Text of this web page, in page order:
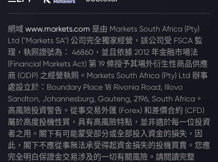
網域 www.markets.com 是由 Markets South Africa (Pty)
Ltd ("Markets SA") 公司完全獨家經營，該公司受 FSCA 監
理，執照證號為： 46860，並且依據 2012 年金融市場法
(Financial Markets Act) 第 19 條授予其場外衍生性商品供應
商 (ODP) 之經營執照。Markets South Africa (Pty) Ltd 辦事
處設立於：Boundary Place 18 Rivonia Road, Illovo
Sandton, Johannesburg, Gauteng, 2196, South Africa。
高風險投資警告。從事交易外匯 (Forex) 和差價合約 (CFD)
屬於高度投機性質，具有高風險特點，並非適於每一位投資
者之用。閣下有可能蒙受部分或全部投入資金的損失，因
此，閣下不應從事無法承受得起資金損失的投機買賣。您應
完全明白保證金交易涉及的一切有關風險。請閱讀完整